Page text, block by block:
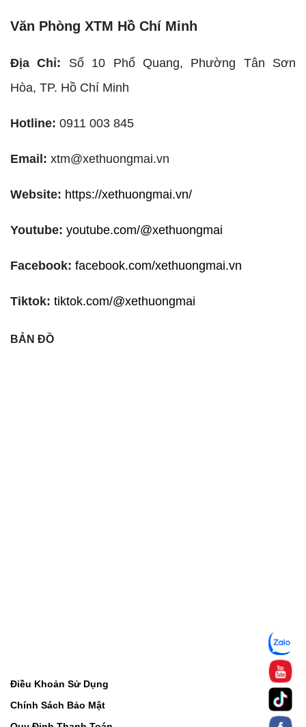
Văn Phòng XTM Hồ Chí Minh
Địa Chỉ: Số 10 Phổ Quang, Phường Tân Sơn
Hòa, TP. Hồ Chí Minh
Hotline: 0911 003 845
Email: xtm@xethuongmai.vn
Website: https://xethuongmai.vn/
Youtube: youtube.com/@xethuongmai
Facebook: facebook.com/xethuongmai.vn
Tiktok: tiktok.com/@xethuongmai
BẢN ĐỒ
Điều Khoản Sử Dụng
Chính Sách Bảo Mật